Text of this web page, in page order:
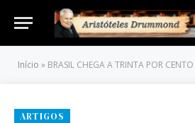
Início » BRASIL CHEGA A TRINTA POR
ARTIGOS